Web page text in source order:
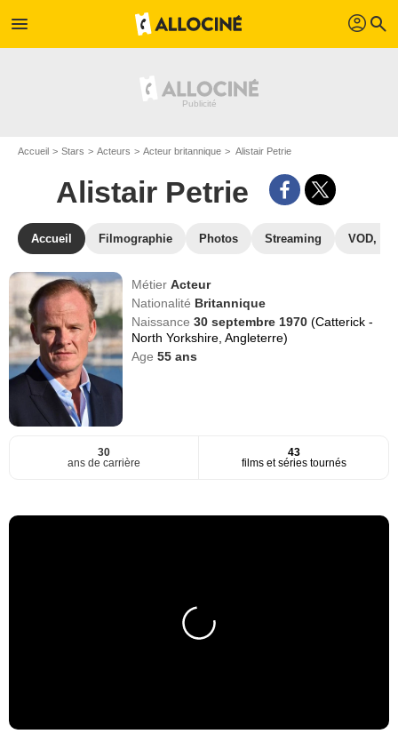
menu profil search
Accueil Stars Acteurs Acteur britannique Alistair Petrie
Alistair Petrie
Accueil Filmographie Photos Streaming VOD,
MétierActeur
Nationalité Britannique
Naissance30 septembre 1970(Catterick -
North Yorkshire, Angleterre)
Age55 ans
30
ans de carrière
43
films et séries tournés